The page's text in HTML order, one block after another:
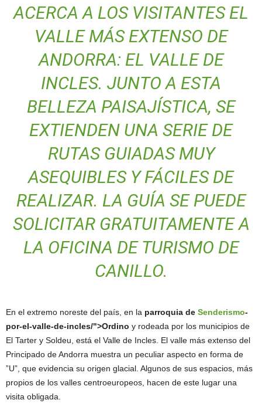
ACERCA A LOS VISITANTES EL
VALLE MÁS EXTENSO DE
ANDORRA: EL VALLE DE
INCLES. JUNTO A ESTA
BELLEZA PAISAJÍSTICA, SE
EXTIENDEN UNA SERIE DE
RUTAS GUIADAS MUY
ASEQUIBLES Y FÁCILES DE
REALIZAR. LA GUÍA SE PUEDE
SOLICITAR GRATUITAMENTE A
LA OFICINA DE TURISMO DE
CANILLO.
En el extremo noreste del país, en la parroquia de Senderismo-
por-el-valle-de-incles/">Ordino y rodeada por los municipios de
El Tarter y Soldeu, está el Valle de Incles. El valle más extenso del
Principado de Andorra muestra un peculiar aspecto en forma de
”U”, que evidencia su origen glacial. Algunos de sus espacios, más
propios de los valles centroeuropeos, hacen de este lugar una
visita obligada.